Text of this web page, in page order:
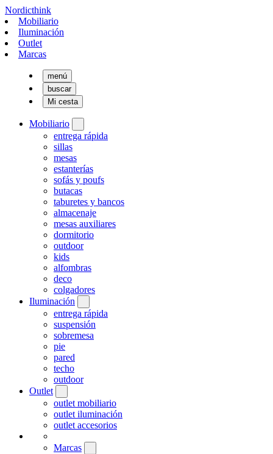
Nordicthink
Mobiliario
Iluminación
Outlet
Marcas
menú
buscar
Mi cesta
Mobiliario
entrega rápida
sillas
mesas
estanterías
sofás y poufs
butacas
taburetes y bancos
almacenaje
mesas auxiliares
dormitorio
outdoor
kids
alfombras
deco
colgadores
Iluminación
entrega rápida
suspensión
sobremesa
pie
pared
techo
outdoor
Outlet
outlet mobiliario
outlet iluminación
outlet accesorios
Marcas